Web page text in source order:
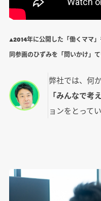
▲2014年に公開した「働くママ
同参画のひずみを「問いかけ」
弊社では、何
「みんなで考
ョンをとってい